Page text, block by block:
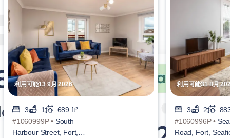
利用可能13 9月 2026
3 1
689 ft²
#1060999P • South
Harbour Street, Fort,
利用可能31 8月
3 2
#1060996P •
Road, Fort,